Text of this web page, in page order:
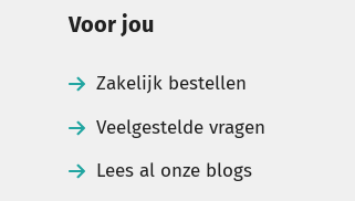
Voor jou
Zakelijk bestellen
Veelgestelde vragen
Lees al onze blogs